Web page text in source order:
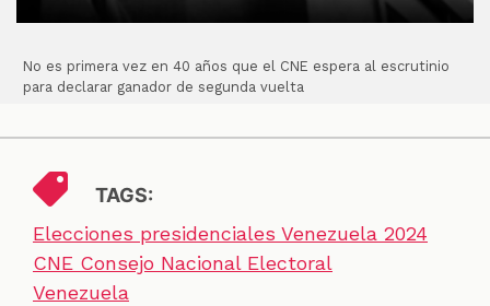
No es primera vez en 40 años que el CNE espera al escrutinio
para declarar ganador de segunda vuelta
TAGS:
Elecciones presidenciales Venezuela 2024
CNE Consejo Nacional Electoral
Venezuela